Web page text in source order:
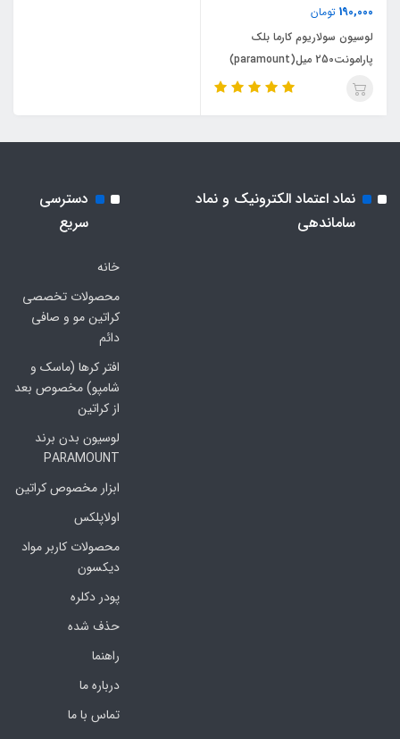
190,000 تومان
لوسیون سولاریوم کارما بلک
پارامونت250 میل(paramount)
نماد اعتماد الکترونیک و نماد
ساماندهی
دسترسی
سریع
خانه
محصولات تخصصی
کراتین مو و صافی
دائم
افتر کرها (ماسک و
شامپو) مخصوص بعد
از کراتین
لوسیون بدن برند
PARAMOUNT
ابزار مخصوص کراتین
اولاپلکس
محصولات کاربر مواد
دیکسون
پودر دکلره
حذف شده
راهنما
درباره ما
تماس با ما